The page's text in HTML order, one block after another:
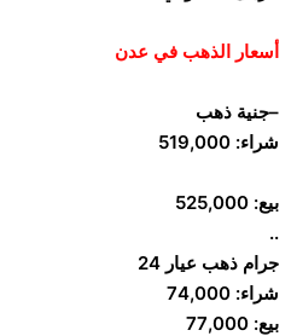
أسعار الذهب في عدن
–جنية ذهب
شراء: 519,000
بيع: 525,000
..
جرام ذهب عيار 24
شراء: 74,000
بيع: 77,000